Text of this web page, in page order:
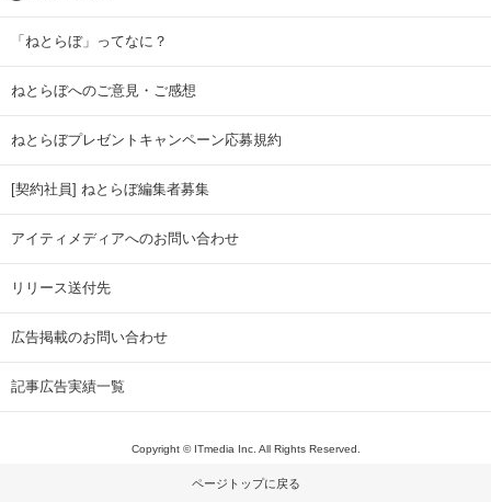
「ねとらぼ」ってなに？
ねとらぼへのご意見・ご感想
ねとらぼプレゼントキャンペーン応募規約
[契約社員] ねとらぼ編集者募集
アイティメディアへのお問い合わせ
リリース送付先
広告掲載のお問い合わせ
記事広告実績一覧
Copyright © ITmedia Inc. All Rights Reserved.
ページトップに戻る